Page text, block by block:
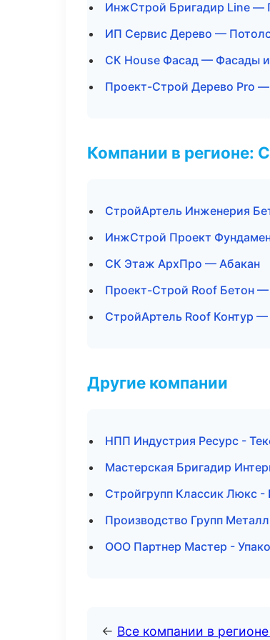
ИнжСтрой Бригадир Line —
ИП Сервис Дерево —
СК House Фасад — Фасады и
Проект-Строй Дерево Pro
Компании в регионе:
СтройАртель Инженерия
ИнжСтрой Проект
СК Этаж АрхПро — Абакан
Проект-Строй Roof Бетон
СтройАртель Roof Контур
Другие компании
НПП Индустрия Ресурс -
Мастерская Бригадир
Стройгрупп Классик Люкс
Производство Групп
ООО Партнер Мастер -
← Все компании в